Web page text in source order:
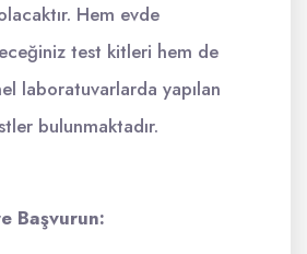
Hem evde
test kitleri hem de
laboratuvarlarda yapılan
bulunmaktadır.
Başvurun: